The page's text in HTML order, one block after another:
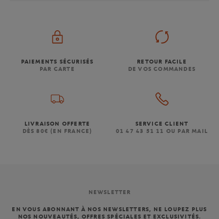
PAIEMENTS SÉCURISÉS
PAR CARTE
RETOUR FACILE
DE VOS COMMANDES
LIVRAISON OFFERTE
DÈS 80€ (EN FRANCE)
SERVICE CLIENT
01 47 43 51 11 OU PAR MAIL
NEWSLETTER
EN VOUS ABONNANT À NOS NEWSLETTERS, NE LOUPEZ PLUS
NOS NOUVEAUTÉS, OFFRES SPÉCIALES ET EXCLUSIVITÉS.